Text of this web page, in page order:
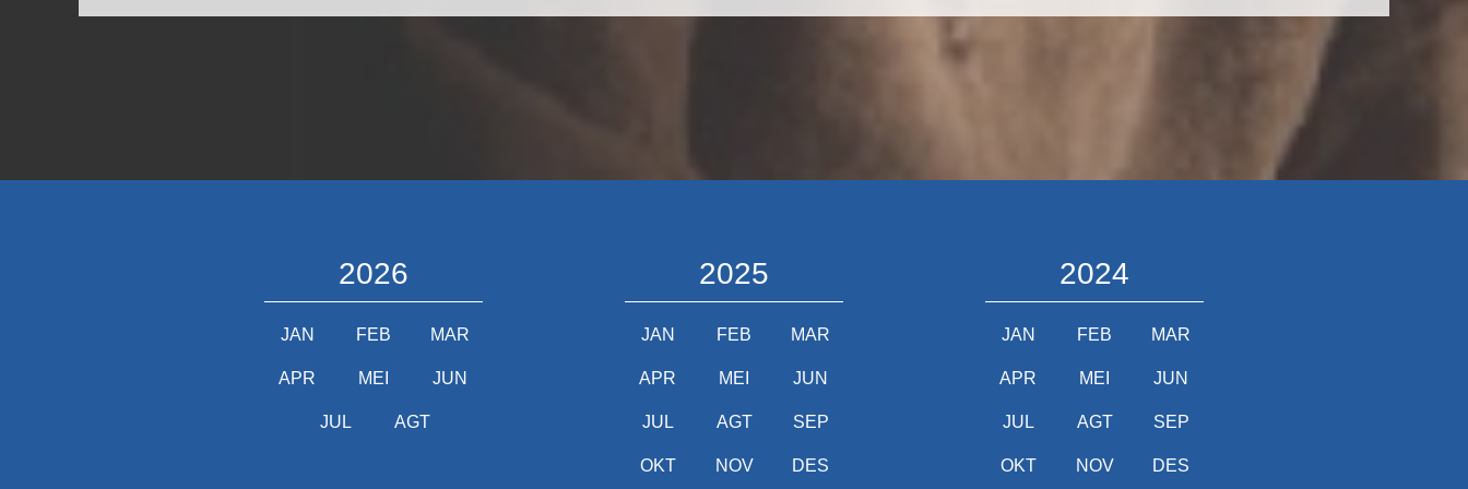
2026
JAN FEB MAR
APR MEI JUN
JUL AGT
2025
JAN FEB MAR
APR MEI JUN
JUL AGT SEP
OKT NOV DES
2024
JAN FEB MAR
APR MEI JUN
JUL AGT SEP
OKT NOV DES